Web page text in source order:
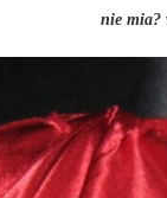
nie mia?